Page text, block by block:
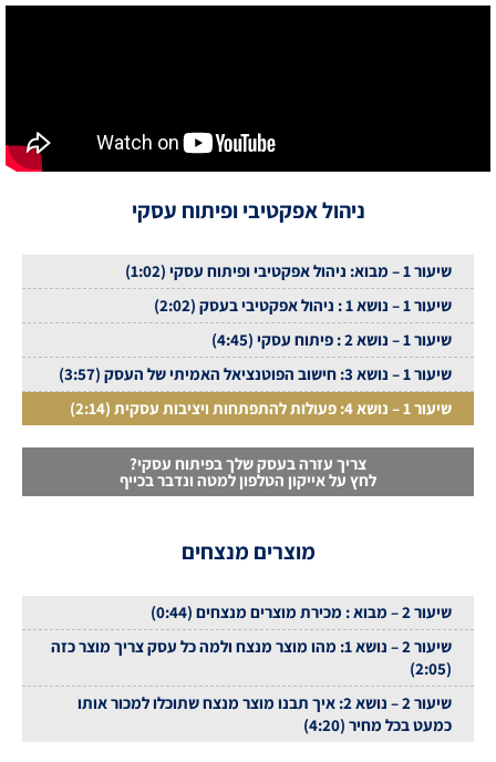
ניהול אפקטיבי ופיתוח עסקי
שיעור 1 – מבוא: ניהול אפקטיבי ופיתוח עסקי (1:02)
שיעור 1 – נושא 1 : ניהול אפקטיבי בעסק (2:02)
שיעור 1 – נושא 2 : פיתוח עסקי (4:45)
שיעור 1 – נושא 3: חישוב הפוטנציאל האמיתי של העסק (3:57)
שיעור 1 – נושא 4: פעולות להתפתחות ויציבות עסקית (2:14)
צריך עזרה בעסק שלך בפיתוח עסקי?
לחץ על אייקון הטלפון למטה ונדבר בכייף
מוצרים מנצחים
שיעור 2 – מבוא : מכירת מוצרים מנצחים (0:44)
שיעור 2 – נושא 1: מהו מוצר מנצח ולמה כל עסק צריך מוצר כזה
(2:05)
שיעור 2 – נושא 2: איך תבנו מוצר מנצח שתוכלו למכור אותו
כמעט בכל מחיר (4:20)